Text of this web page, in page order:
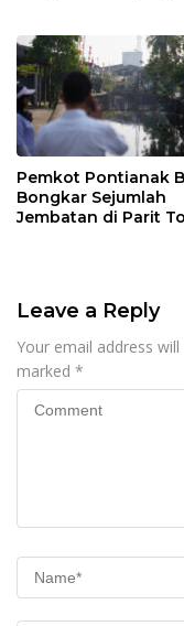
Pemkot Pontianak
Bongkar Sejumlah
Jembatan di Parit
Leave a Reply
Your email address
marked *